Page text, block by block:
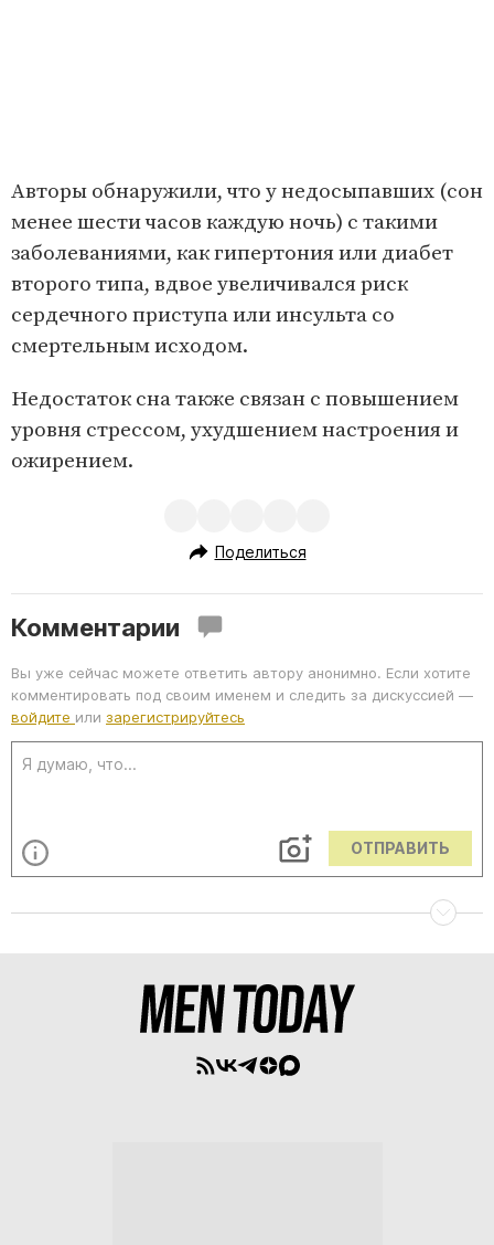
Авторы обнаружили, что у недосыпавших (сон
менее шести часов каждую ночь) с такими
заболеваниями, как гипертония или диабет
второго типа, вдвое увеличивался риск
сердечного приступа или инсульта со
смертельным исходом.
Недостаток сна также связан с повышением
уровня стрессом, ухудшением настроения и
ожирением.
Поделиться
Комментарии
Вы уже сейчас можете ответить автору анонимно. Если хотите
комментировать под своим именем и следить за дискуссией —
войдите или зарегистрируйтесь
ОТПРАВИТЬ